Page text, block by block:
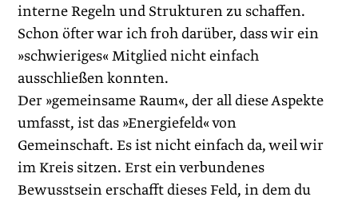
interne Regeln und Strukturen zu schaffen.
Schon öfter war ich froh darüber, dass wir ein
»schwieriges« Mitglied nicht einfach
ausschließen konnten.
Der »gemeinsame Raum«, der all diese Aspekte
umfasst, ist das »Energiefeld« von
Gemeinschaft. Es ist nicht einfach da, weil wir
im Kreis sitzen. Erst ein verbundenes
Bewusstsein erschafft dieses Feld, in dem du